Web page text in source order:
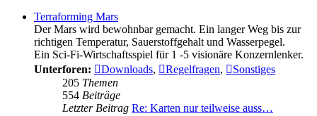
Terraforming Mars
Der Mars wird bewohnbar gemacht. Ein langer Weg bis zur
richtigen Temperatur, Sauerstoffgehalt und Wasserpegel.
Ein Sci-Fi-Wirtschaftsspiel für 1 -5 visionäre Konzernlenker.
Unterforen:
Downloads, Regelfragen,
Sonstiges
205 Themen
554 Beiträge
Letzter Beitrag Re: Karten nur teilweise auss…